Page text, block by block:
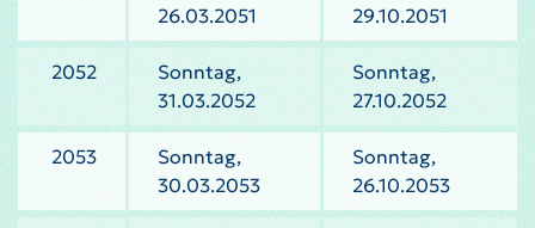
26.03.2051
29.10.2051
2052
Sonntag,
31.03.2052
Sonntag,
27.10.2052
2053
Sonntag,
30.03.2053
Sonntag,
26.10.2053